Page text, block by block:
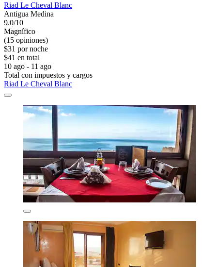
Riad Le Cheval Blanc
Antigua Medina
9.0/10
Magnífico
(15 opiniones)
$31 por noche
$41 en total
10 ago - 11 ago
Total con impuestos y cargos
Riad Le Cheval Blanc